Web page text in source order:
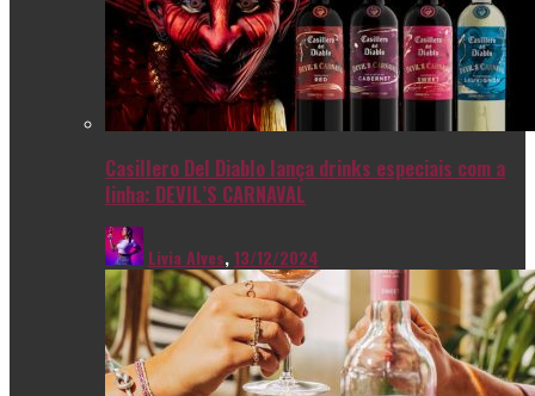
Casillero Del Diablo lança drinks especiais com a
linha: DEVIL’S CARNAVAL
Livia Alves,13/12/2024